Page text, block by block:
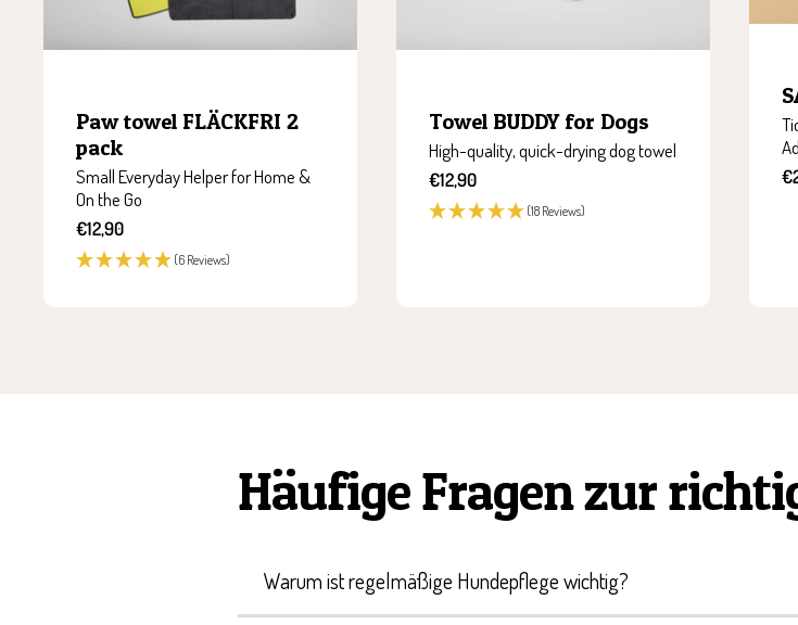
Paw towel FLÄCKFRI 2
pack
Small Everyday Helper for Home &
On the Go
Sale
price
€12,90
(6 Reviews)
Towel BUDDY for Dogs
High-quality, quick-drying dog towel
Sale
price
€12,90
(18 Reviews)
Häufige Fragen zur
Warum ist regelmäßige Hundepflege wichtig?